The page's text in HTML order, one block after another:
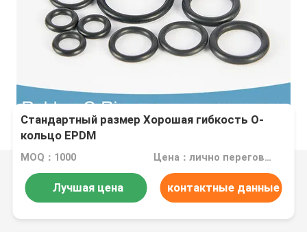
Стандартный размер Хорошая гибкость О-
кольцо EPDM
MOQ：1000 Цена：лично переговорить
Лучшая цена контактные данные